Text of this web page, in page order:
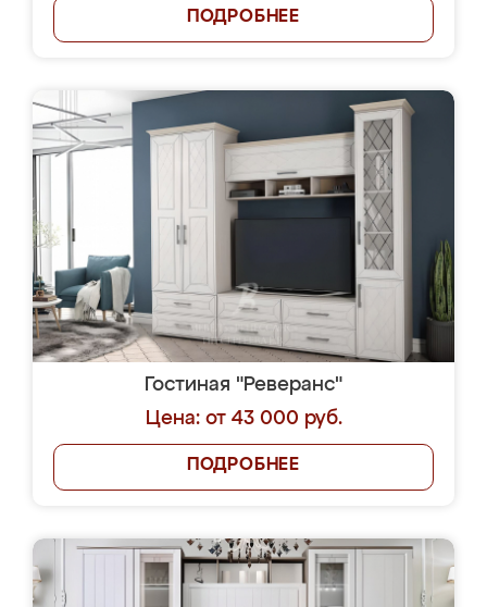
ПОДРОБНЕЕ
Гостиная "Реверанс"
Цена: от 43 000 руб.
ПОДРОБНЕЕ